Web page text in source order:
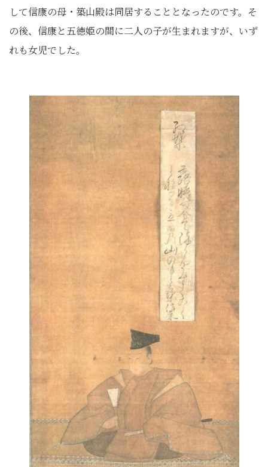
して信康の母・築山殿は同居することとなったのです。そ
の後、信康と五徳姫の間に二人の子が生まれますが、いず
れも女児でした。